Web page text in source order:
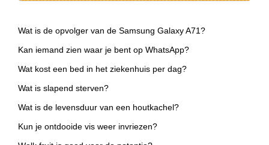
Wat is de opvolger van de Samsung Galaxy A71?
Kan iemand zien waar je bent op WhatsApp?
Wat kost een bed in het ziekenhuis per dag?
Wat is slapend sterven?
Wat is de levensduur van een houtkachel?
Kun je ontdooide vis weer invriezen?